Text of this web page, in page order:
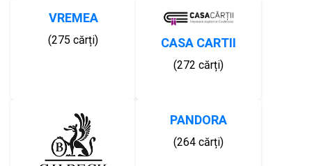
VREMEA
(275 cărți) CASA CARTII
(272 cărți)
PANDORA
(264 cărți)